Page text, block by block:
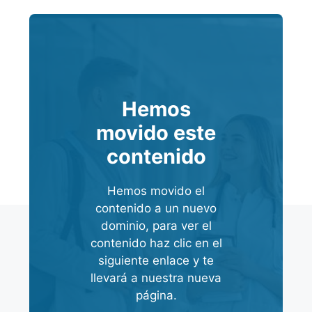
Hemos
movido este
contenido
Hemos movido el
contenido a un nuevo
dominio, para ver el
contenido haz clic en el
siguiente enlace y te
llevará a nuestra nueva
página.